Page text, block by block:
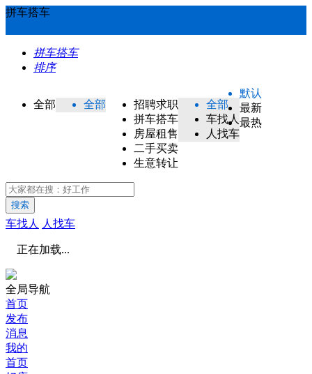
拼车搭车
拼车搭车
排序
全部 全部
招聘求职
拼车搭车
房屋租售
二手买卖
生意转让
全部
车找人
人找车
默认
最新
最热
搜索
车找人 人找车
正在加载...
全局导航
首页
发布
消息
我的
首页